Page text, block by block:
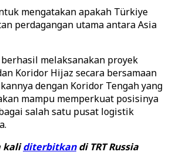
mengatakan apakah Türkiye
perdagangan utama antara Asia
melaksanakan proyek
Koridor Hijaz secara bersamaan
dengan Koridor Tengah yang
mampu memperkuat posisinya
salah satu pusat logistik
kaliditerbitkandi TRT Russia